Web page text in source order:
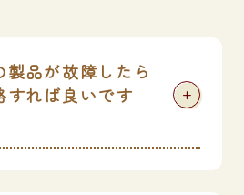
製品が故障したら
すれば良いです
+